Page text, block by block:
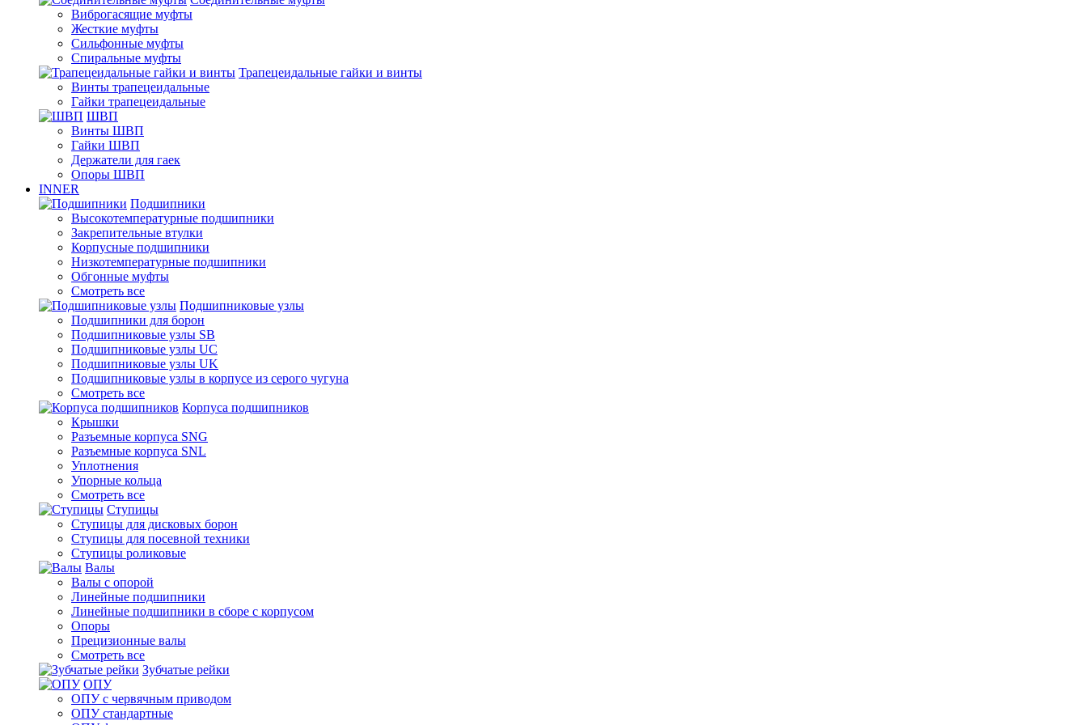
Виброгасящие муфты
Жесткие муфты
Сильфонные муфты
Спиральные муфты
Трапецеидальные гайки и винты
Винты трапецеидальные
Гайки трапецеидальные
ШВП
Винты ШВП
Гайки ШВП
Держатели для гаек
Опоры ШВП
INNER
Подшипники
Высокотемпературные подшипники
Закрепительные втулки
Корпусные подшипники
Низкотемпературные подшипники
Обгонные муфты
Смотреть все
Подшипниковые узлы
Подшипники для борон
Подшипниковые узлы SB
Подшипниковые узлы UC
Подшипниковые узлы UK
Подшипниковые узлы в корпусе из серого чугуна
Смотреть все
Корпуса подшипников
Крышки
Разъемные корпуса SNG
Разъемные корпуса SNL
Уплотнения
Упорные кольца
Смотреть все
Ступицы
Ступицы для дисковых борон
Ступицы для посевной техники
Ступицы роликовые
Валы
Валы с опорой
Линейные подшипники
Линейные подшипники в сборе с корпусом
Опоры
Прецизионные валы
Смотреть все
Зубчатые рейки
ОПУ
ОПУ с червячным приводом
ОПУ стандартные